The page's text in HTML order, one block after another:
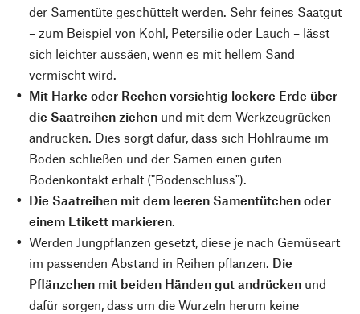
der Samentüte geschüttelt werden. Sehr feines Saatgut
– zum Beispiel von Kohl, Petersilie oder Lauch – lässt
sich leichter aussäen, wenn es mit hellem Sand
vermischt wird.
Mit Harke oder Rechen vorsichtig lockere Erde über
die Saatreihen ziehen und mit dem Werkzeugrücken
andrücken. Dies sorgt dafür, dass sich Hohlräume im
Boden schließen und der Samen einen guten
Bodenkontakt erhält ("Bodenschluss").
Die Saatreihen mit dem leeren Samentütchen oder
einem Etikett markieren.
Werden Jungpflanzen gesetzt, diese je nach Gemüseart
im passenden Abstand in Reihen pflanzen. Die
Pflänzchen mit beiden Händen gut andrücken und
dafür sorgen, dass um die Wurzeln herum keine